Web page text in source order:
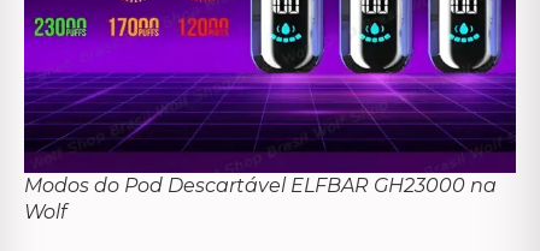
Modos do Pod Descartável ELFBAR GH23000 na
Wolf